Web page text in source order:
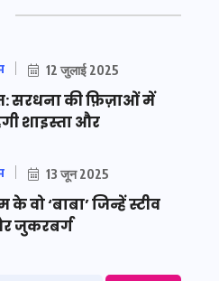
12 जुलाई 2025
सरधना की फ़िज़ाओं में
शाइस्ता और
13 जून 2025
के वो ‘बाबा’ जिन्हें स्टीव
जुकरबर्ग